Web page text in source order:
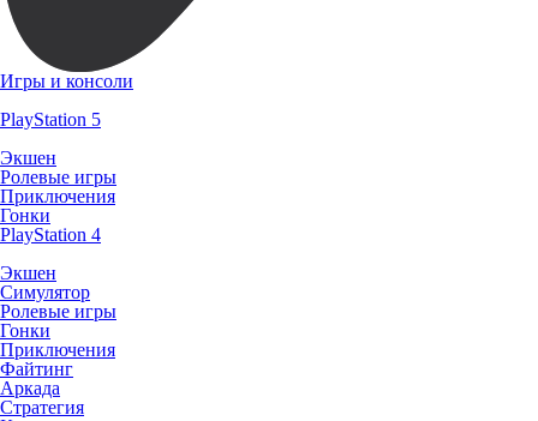
Игры и консоли
PlayStation 5
Экшен
Ролевые игры
Приключения
Гонки
PlayStation 4
Экшен
Симулятор
Ролевые игры
Гонки
Приключения
Файтинг
Аркада
Стратегия